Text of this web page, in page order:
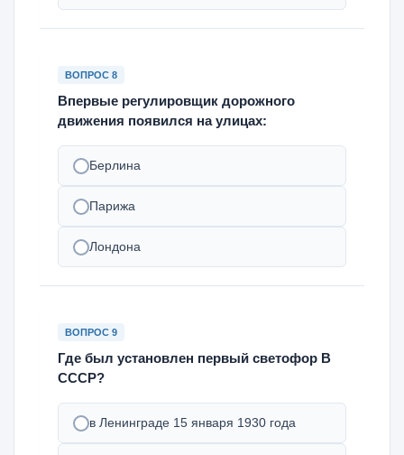
ВОПРОС 8
Впервые регулировщик дорожного
движения появился на улицах:
Берлина
Парижа
Лондона
ВОПРОС 9
Где был установлен первый светофор В
СССР?
в Ленинграде 15 января 1930 года